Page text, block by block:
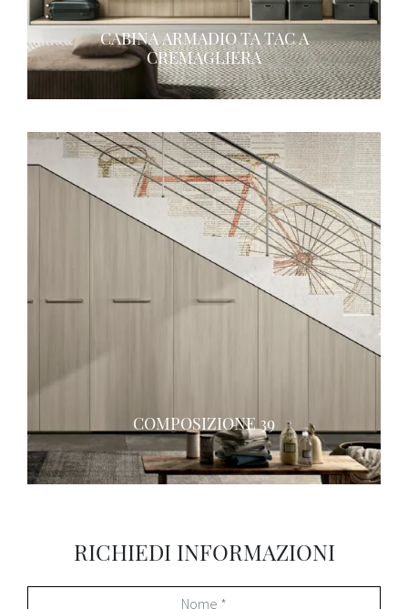
CABINA ARMADIO TA TAC A
CREMAGLIERA
COMPOSIZIONE 39
RICHIEDI INFORMAZIONI